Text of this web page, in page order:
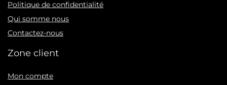
Politique de confidentialité
Qui somme nous
Contactez-nous
Zone client
Mon compte